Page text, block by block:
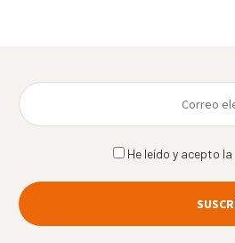
He leído y acepto la